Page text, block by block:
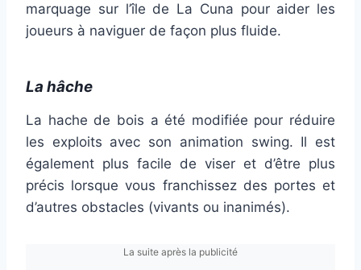
marquage sur l’île de La Cuna pour aider les
joueurs à naviguer de façon plus fluide.
La hâche
La hache de bois a été modifiée pour réduire
les exploits avec son animation swing. Il est
également plus facile de viser et d’être plus
précis lorsque vous franchissez des portes et
d’autres obstacles (vivants ou inanimés).
La suite après la publicité